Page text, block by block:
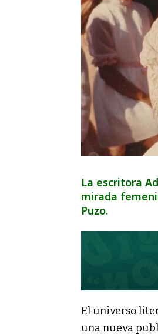
La escritora
mirada
Puzo.
El universo
una nueva